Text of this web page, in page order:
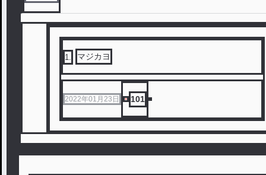
1 マジカヨ
2022年01月23日 101